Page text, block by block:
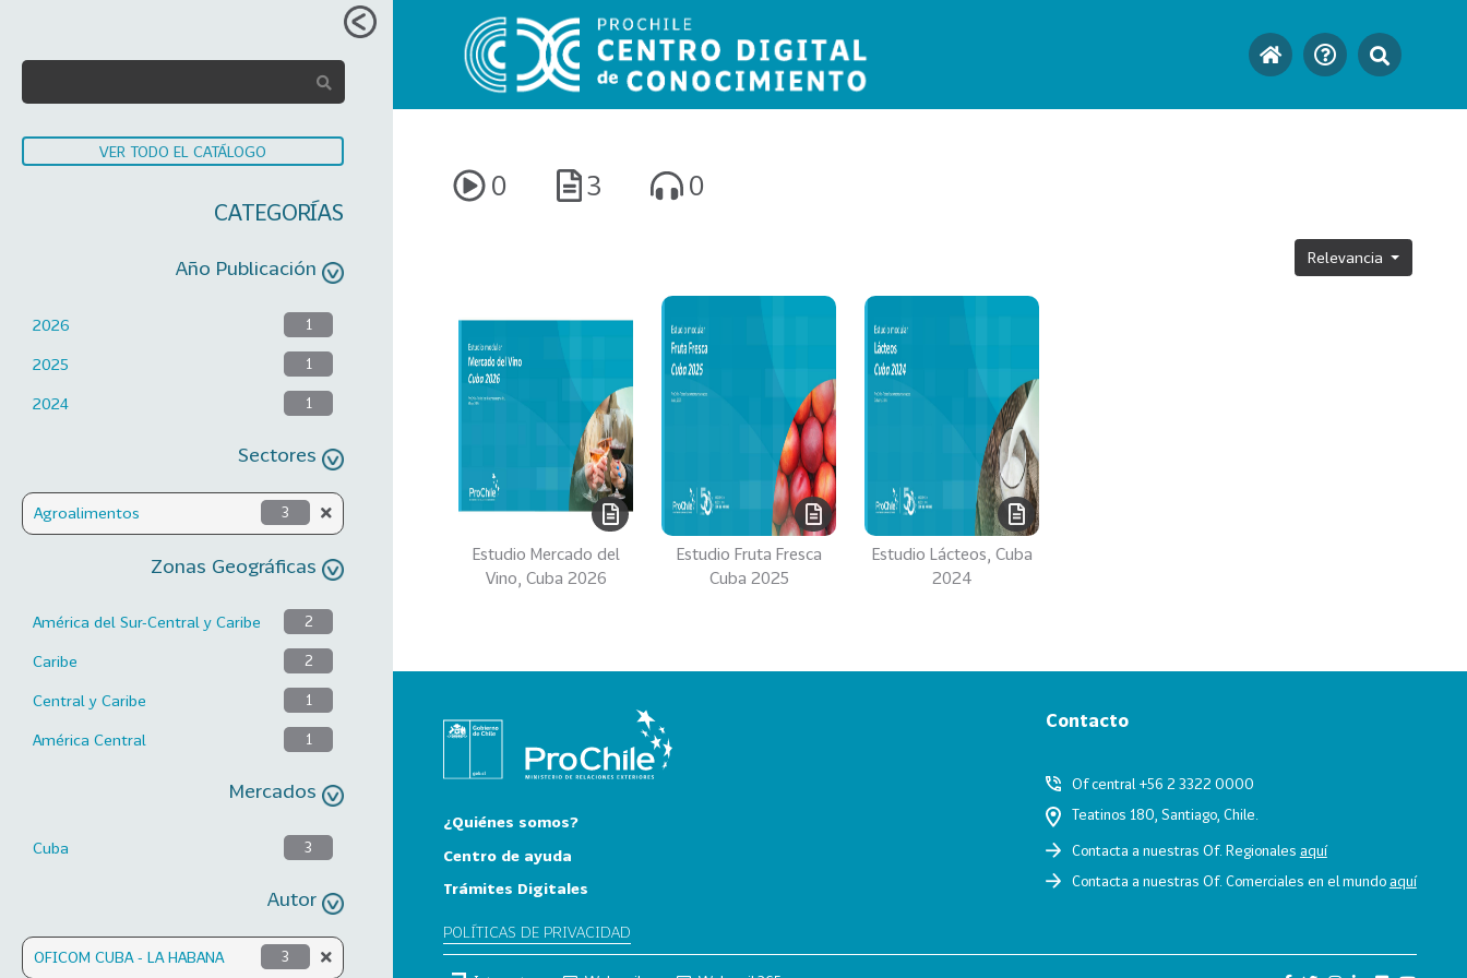
VER TODO EL CATÁLOGO
CATEGORÍAS
Año Publicación
2026 1
2025 1
2024 1
Sectores
Agroalimentos 3
Zonas Geográficas
América del Sur-Central y Caribe 2
Caribe 2
Central y Caribe 1
América Central 1
Mercados
Cuba 3
Autor
OFICOM CUBA - LA HABANA 3
0 3 0
Relevancia
Estudio Mercado del
Vino, Cuba 2026
Estudio Fruta Fresca
Cuba 2025
Estudio Lácteos, Cuba
2024
¿Quiénes somos?
Centro de ayuda
Trámites Digitales
POLÍTICAS DE PRIVACIDAD
Contacto
Of central +56 2 3322 0000
Teatinos 180, Santiago, Chile.
Contacta a nuestras Of. Regionales aquí
Contacta a nuestras Of. Comerciales en el mundoaquí